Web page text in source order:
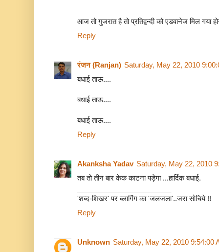
आज तो गुजरात है तो प्रतिद्वन्दी को एडवानेज मिल गया
Reply
रंजन (Ranjan) Saturday, May 22, 2010
बधाई ताऊ....
बधाई ताऊ....
बधाई ताऊ....
Reply
Akanksha Yadav Saturday, May 22, 2010
तब तो तीन बार केक काटना पड़ेगा ...हार्दिक बधाई.
'शब्द-शिखर' पर ब्लागिंग का 'जलजला'..जरा सोचिये !!
Reply
Unknown Saturday, May 22, 2010 9:54:00